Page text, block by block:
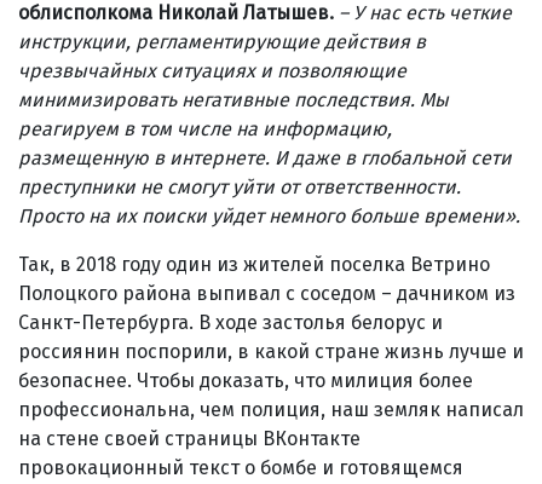
облисполкома Николай Латышев. – У нас есть четкие
инструкции, регламентирующие действия в
чрезвычайных ситуациях и позволяющие
минимизировать негативные последствия. Мы
реагируем в том числе на информацию,
размещенную в интернете. И даже в глобальной сети
преступники не смогут уйти от ответственности.
Просто на их поиски уйдет немного больше времени».
Так, в 2018 году один из жителей поселка Ветрино
Полоцкого района выпивал с соседом – дачником из
Санкт-Петербурга. В ходе застолья белорус и
россиянин поспорили, в какой стране жизнь лучше и
безопаснее. Чтобы доказать, что милиция более
профессиональна, чем полиция, наш земляк написал
на стене своей страницы ВКонтакте
провокационный текст о бомбе и готовящемся